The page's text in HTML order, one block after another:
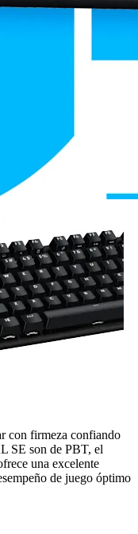
con firmeza confiando
SE son de PBT, el
una excelente
de juego óptimo